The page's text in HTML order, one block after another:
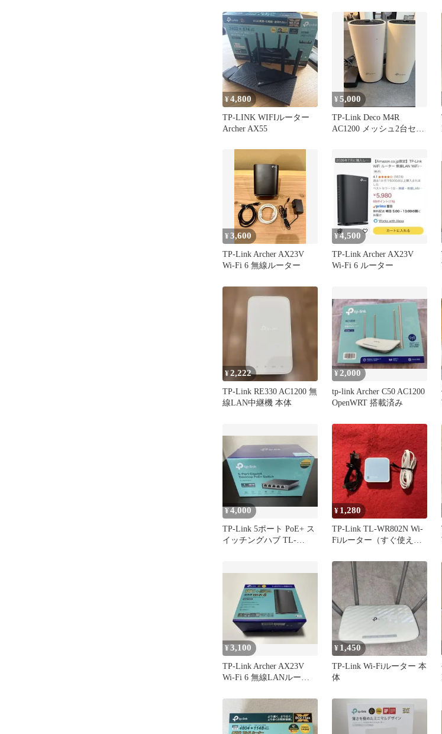
¥4,800
TP-LINK WIFIルーター
Archer AX55
¥5,000
TP-Link Deco M4R
AC1200 メッシュ2台セッ
¥3,600
TP-Link Archer AX23V
Wi-Fi 6 無線ルーター
¥4,500
TP-Link Archer AX23V
Wi-Fi 6 ルーター
¥2,222
TP-Link RE330 AC1200 無
線LAN中継機 本体
¥2,000
tp-link Archer C50 AC1200
OpenWRT 搭載済み
¥4,000
TP-Link 5ポート PoE+ ス
イッチングハブ TL-
¥ 1,280
TP-Link TL-WR802N Wi-
Fiルーター（すぐ使える
¥3,100
TP-Link Archer AX23V
Wi-Fi 6 無線LANルータ
¥ 1,450
TP-Link Wi-Fiルーター 本
体